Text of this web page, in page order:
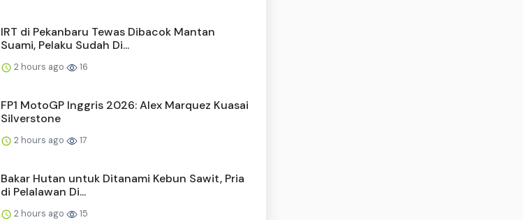
IRT di Pekanbaru Tewas Dibacok Mantan
Suami, Pelaku Sudah Di...
2 hours ago 16
FP1 MotoGP Inggris 2026: Alex Marquez Kuasai
Silverstone
2 hours ago 17
Bakar Hutan untuk Ditanami Kebun Sawit, Pria
di Pelalawan Di...
2 hours ago 15